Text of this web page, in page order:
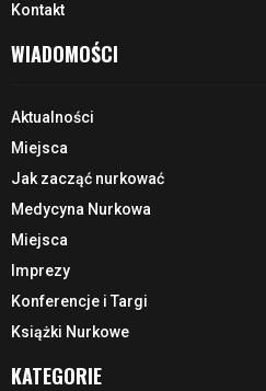
Kontakt
WIADOMOŚCI
Aktualności
Miejsca
Jak zacząć nurkować
Medycyna Nurkowa
Miejsca
Imprezy
Konferencje i Targi
Książki Nurkowe
KATEGORIE